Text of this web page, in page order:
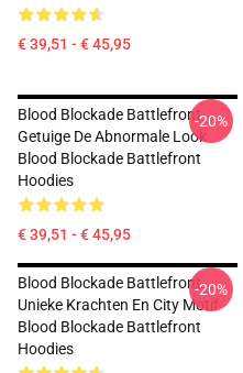
€ 39,51 - € 45,95
Blood Blockade Battlefront
Getuige De Abnormale Look
Blood Blockade Battlefront
Hoodies
€ 39,51 - € 45,95
-20%
Blood Blockade Battlefront
Unieke Krachten En City Motif
Blood Blockade Battlefront
Hoodies
-20%